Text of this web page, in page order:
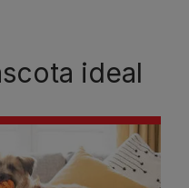
ideal